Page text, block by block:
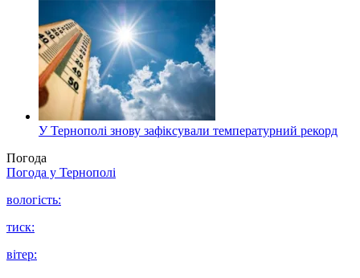
У Тернополі знову зафіксували температурний рекорд
Погода
Погода у Тернополі
вологість:
тиск:
вітер: